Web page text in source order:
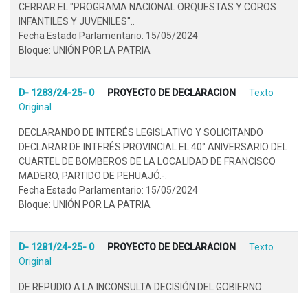
CERRAR EL "PROGRAMA NACIONAL ORQUESTAS Y COROS
INFANTILES Y JUVENILES"..
Fecha Estado Parlamentario: 15/05/2024
Bloque: UNIÓN POR LA PATRIA
D- 1283/24-25- 0 PROYECTO DE DECLARACION
Texto
Original
DECLARANDO DE INTERÉS LEGISLATIVO Y SOLICITANDO
DECLARAR DE INTERÉS PROVINCIAL EL 40° ANIVERSARIO DEL
CUARTEL DE BOMBEROS DE LA LOCALIDAD DE FRANCISCO
MADERO, PARTIDO DE PEHUAJÓ.-.
Fecha Estado Parlamentario: 15/05/2024
Bloque: UNIÓN POR LA PATRIA
D- 1281/24-25- 0 PROYECTO DE DECLARACION
Texto
Original
DE REPUDIO A LA INCONSULTA DECISIÓN DEL GOBIERNO